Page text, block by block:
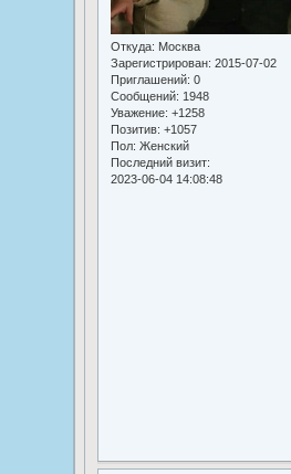
Откуда: Москва
Зарегистрирован: 2015-07-02
Приглашений: 0
Сообщений: 1948
Уважение: +1258
Позитив: +1057
Пол: Женский
Последний визит:
2023-06-04 14:08:48